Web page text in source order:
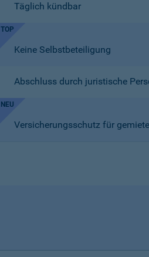
Täglich kündbar
TOP
Keine Selbstbeteiligung
Abschluss durch juristische
NEU
Versicherungsschutz für